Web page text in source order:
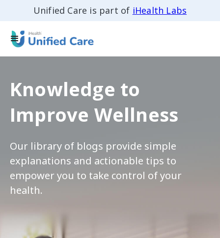
Unified Care is part of iHealth Labs
Knowledge to
Improve Wellness
Our library of blogs provide simple
explanations and actionable tips to
empower you to take control of your
health.